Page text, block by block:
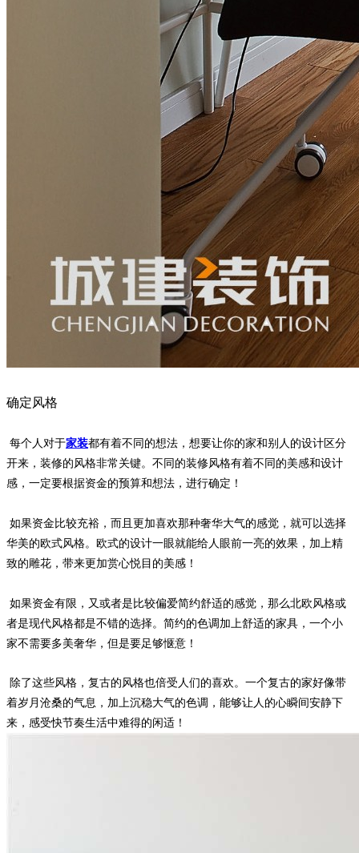
确定风格
每个人对于家装都有着不同的想法，想要让你的家和别人的设计区分
开来，装修的风格非常关键。不同的装修风格有着不同的美感和设计
感，一定要根据资金的预算和想法，进行确定！
如果资金比较充裕，而且更加喜欢那种奢华大气的感觉，就可以选择
华美的欧式风格。欧式的设计一眼就能给人眼前一亮的效果，加上精
致的雕花，带来更加赏心悦目的美感！
如果资金有限，又或者是比较偏爱简约舒适的感觉，那么北欧风格或
者是现代风格都是不错的选择。简约的色调加上舒适的家具，一个小
家不需要多美奢华，但是要足够惬意！
除了这些风格，复古的风格也倍受人们的喜欢。一个复古的家好像带
着岁月沧桑的气息，加上沉稳大气的色调，能够让人的心瞬间安静下
来，感受快节奏生活中难得的闲适！